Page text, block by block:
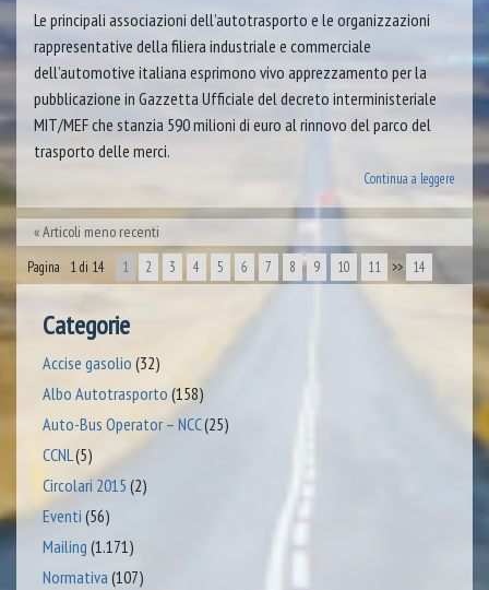
Le principali associazioni dell’autotrasporto e le organizzazioni
rappresentative della filiera industriale e commerciale
dell’automotive italiana esprimono vivo apprezzamento per la
pubblicazione in Gazzetta Ufficiale del decreto interministeriale
MIT/MEF che stanzia 590 milioni di euro al rinnovo del parco del
trasporto delle merci.
Continua a leggere
Articoli meno recenti
Pagina 1 di 14 1 2 3 4 5 6 7 8 9 10 11 >> 14
Categorie
Accise gasolio (32)
Albo Autotrasporto (158)
Auto-Bus Operator – NCC(25)
CCNL (5)
Circolari 2015 (2)
Eventi (56)
Mailing (1.171)
Normativa (107)